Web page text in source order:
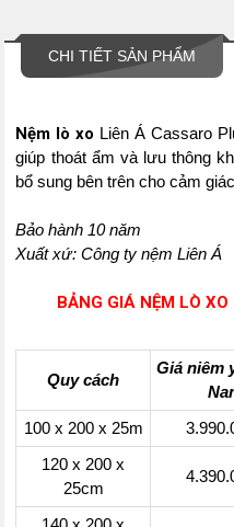
CHI TIẾT SẢN PHẨM
Nệm lò xo Liên Á Cassaro
giúp thoát ẩm và lưu thông
bổ sung bên trên cho cảm
Bảo hành 10 năm
Xuất xứ: Công ty nệm Liên Á
BẢNG GIÁ NỆM LÒ
Quy cách
Giá niêm
100 x 200 x 25m
120 x 200 x
25cm